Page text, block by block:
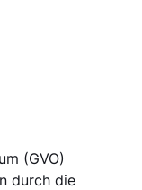
(GVO)
durch die